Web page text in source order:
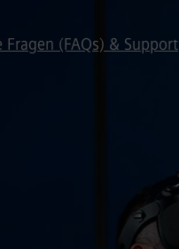
(FAQs) & Support